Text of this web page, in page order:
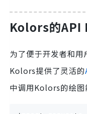
Kolors的API
为了便于开发者和用
Kolors提供了灵活的
中调用Kolors的绘图